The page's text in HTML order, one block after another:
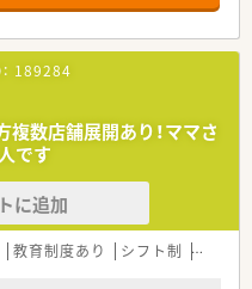
局・ドラッグストアを展開し
近な医療人」として、地域医療
度、資格支援制度が充実して
支給、また、育児休暇（子が2
校入学まで）や、各種資格支援制
189284
数店舗展開あり！ママさ
です
に追加
教育制度あり シフト制 大手チ